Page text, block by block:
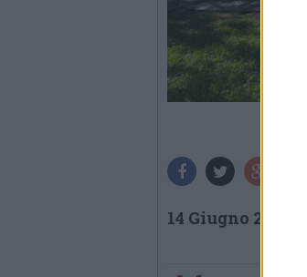
14 Giugno 2026